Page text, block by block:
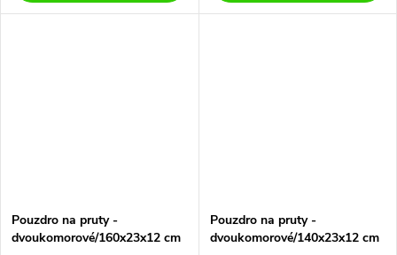
Pouzdro na pruty -
dvoukomorové/160x23x12 cm
Pouzdro na pruty -
dvoukomorové/140x23x12 cm